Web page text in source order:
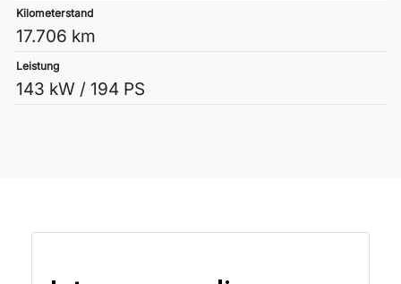
Kilometerstand
17.706 km
Leistung
143 kW / 194 PS